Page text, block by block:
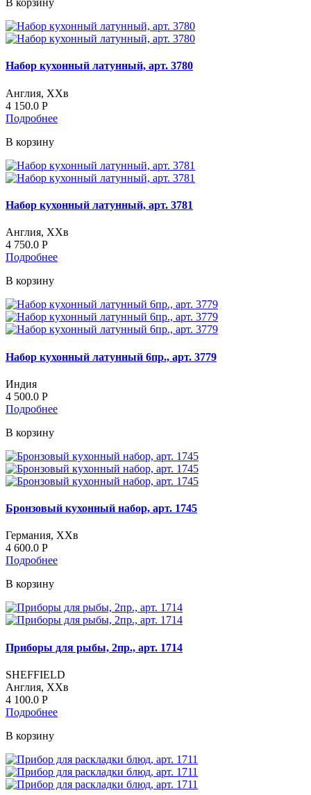
В корзину
Набор кухонный латунный, арт. 3780
Англия, ХХв
4 150.0 Р
Подробнее
В корзину
Набор кухонный латунный, арт. 3781
Англия, ХХв
4 750.0 Р
Подробнее
В корзину
Набор кухонный латунный 6пр., арт. 3779
Индия
4 500.0 Р
Подробнее
В корзину
Бронзовый кухонный набор, арт. 1745
Германия, ХХв
4 600.0 Р
Подробнее
В корзину
Приборы для рыбы, 2пр., арт. 1714
SHEFFIELD
Англия, ХХв
4 100.0 Р
Подробнее
В корзину